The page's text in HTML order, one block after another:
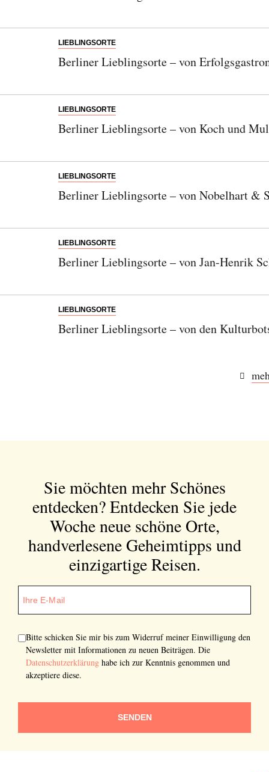
LIEBLINGSORTE
Berliner Lieblingsorte – von
LIEBLINGSORTE
Berliner Lieblingsorte – von Koch und
LIEBLINGSORTE
Berliner Lieblingsorte – von Nobelhart &
LIEBLINGSORTE
Berliner Lieblingsorte – von Jan-Henrik
LIEBLINGSORTE
Berliner Lieblingsorte – von den
Sie möchten mehr Schönes
entdecken?Entdecken Sie jede
Woche neue schöne Orte,
handverlesene Geheimtipps und
einzigartige Reisen.
Bitte schicken Sie mir bis zum Widerruf meiner Einwilligung den
Newsletter mit Informationen zu neuen Beiträgen. Die
Datenschutzerklärung habe ich zur Kenntnis genommen und
akzeptiere diese.
SENDEN